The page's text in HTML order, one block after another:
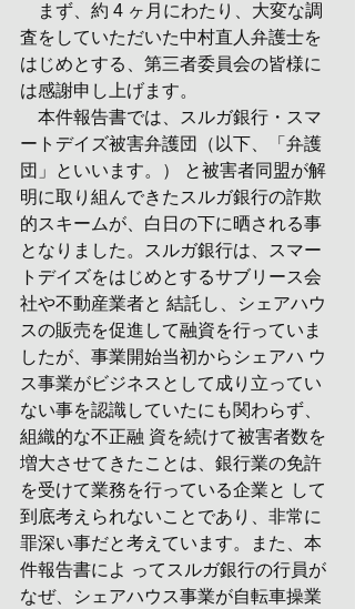
まず、約 4 ヶ月にわたり、大変な調
査をしていただいた中村直人弁護士を
はじめとする、第三者委員会の皆様に
は感謝申し上げます。
本件報告書では、スルガ銀行・スマ
ートデイズ被害弁護団（以下、「弁護
団」といいます。） と被害者同盟が解
明に取り組んできたスルガ銀行の詐欺
的スキームが、白日の下に晒される事
となりました。スルガ銀行は、スマー
トデイズをはじめとするサブリース会
社や不動産業者と 結託し、シェアハウ
スの販売を促進して融資を行っていま
したが、事業開始当初からシェアハ ウ
ス事業がビジネスとして成り立ってい
ない事を認識していたにも関わらず、
組織的な不正融 資を続けて被害者数を
増大させてきたことは、銀行業の免許
を受けて業務を行っている企業と して
到底考えられないことであり、非常に
罪深い事だと考えています。また、本
件報告書によ ってスルガ銀行の行員が
なぜ、シェアハウス事業が自転車操業